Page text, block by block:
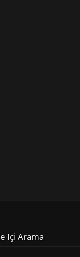
Içi Arama